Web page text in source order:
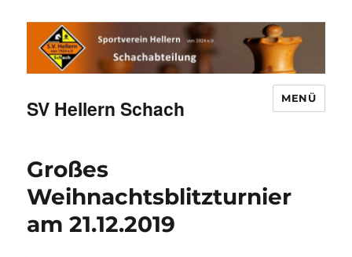
SV Hellern Schach MENÜ
Großes
Weihnachtsblitzturnier
am 21.12.2019